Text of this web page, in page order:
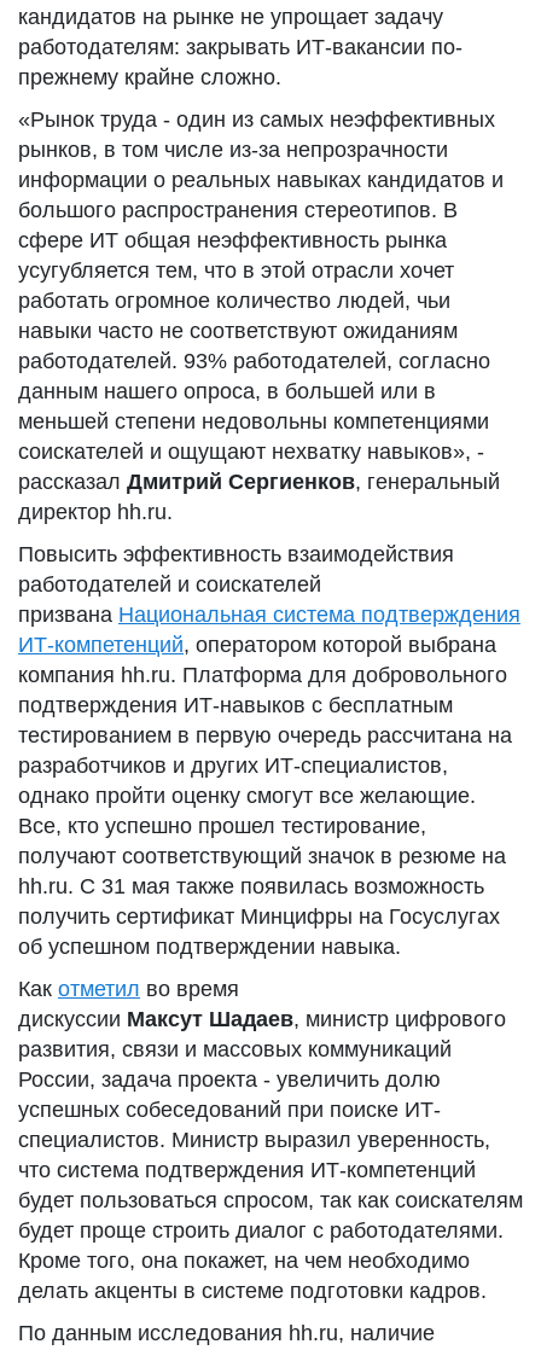
кандидатов на рынке не упрощает задачу
работодателям: закрывать ИТ-вакансии по-
прежнему крайне сложно.
«Рынок труда - один из самых неэффективных
рынков, в том числе из-за непрозрачности
информации о реальных навыках кандидатов и
большого распространения стереотипов. В
сфере ИТ общая неэффективность рынка
усугубляется тем, что в этой отрасли хочет
работать огромное количество людей, чьи
навыки часто не соответствуют ожиданиям
работодателей. 93% работодателей, согласно
данным нашего опроса, в большей или в
меньшей степени недовольны компетенциями
соискателей и ощущают нехватку навыков», -
рассказал Дмитрий Сергиенков, генеральный
директор hh.ru.
Повысить эффективность взаимодействия
работодателей и соискателей
призвана Национальная система подтверждения
ИТ-компетенций, оператором которой выбрана
компания hh.ru. Платформа для добровольного
подтверждения ИТ-навыков с бесплатным
тестированием в первую очередь рассчитана на
разработчиков и других ИТ-специалистов,
однако пройти оценку смогут все желающие.
Все, кто успешно прошел тестирование,
получают соответствующий значок в резюме на
hh.ru. С 31 мая также появилась возможность
получить сертификат Минцифры на Госуслугах
об успешном подтверждении навыка.
Как отметил во время
дискуссии Максут Шадаев, министр цифрового
развития, связи и массовых коммуникаций
России, задача проекта - увеличить долю
успешных собеседований при поиске ИТ-
специалистов. Министр выразил уверенность,
что система подтверждения ИТ-компетенций
будет пользоваться спросом, так как соискателям
будет проще строить диалог с работодателями.
Кроме того, она покажет, на чем необходимо
делать акценты в системе подготовки кадров.
По данным исследования hh.ru, наличие